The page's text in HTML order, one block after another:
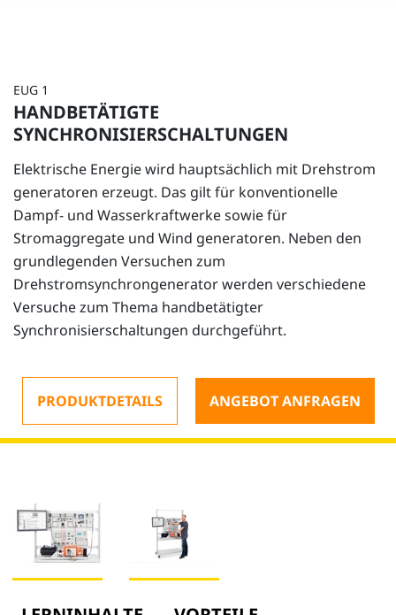
EUG 1
HANDBETÄTIGTE
SYNCHRONISIERSCHALTUNGEN
Elektrische Energie wird hauptsächlich mit Drehstrom
generatoren erzeugt. Das gilt für konventionelle
Dampf- und Wasserkraftwerke sowie für
Stromaggregate und Wind generatoren. Neben den
grundlegenden Versuchen zum
Drehstromsynchrongenerator werden verschiedene
Versuche zum Thema handbetätigter
Synchronisierschaltungen durchgeführt.
PRODUKTDETAILS ANGEBOT ANFRAGEN